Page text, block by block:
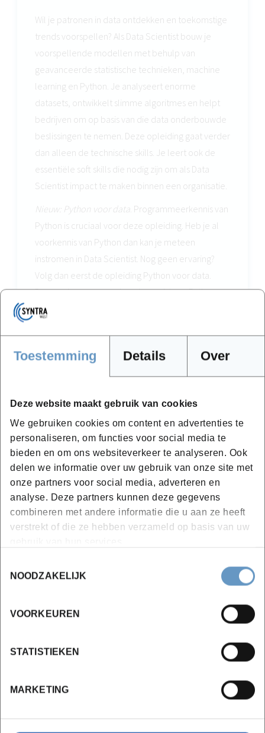
Toestemming Details Over
Deze website maakt gebruik van cookies
We gebruiken cookies om content en advertenties te
personaliseren, om functies voor social media te
bieden en om ons websiteverkeer te analyseren. Ook
delen we informatie over uw gebruik van onze site met
onze partners voor social media, adverteren en
analyse. Deze partners kunnen deze gegevens
combineren met andere informatie die u aan ze heeft
verstrekt of die ze hebben verzameld op basis van uw
NOODZAKELIJK
VOORKEUREN
STATISTIEKEN
MARKETING
Wil je patronen in data ontdekken en toekomstige
trends voorspellen? Als Data Scientist bouw je
voorspellende modellen met behulp van
geavanceerde statistische technieken, machine
learning en Python. Je analyseert enorme
datasets, ontwikkelt slimme algoritmes en helpt
bedrijven om op basis van die data onderbouwde
beslissingen te nemen. Deze opleiding gaat verder
dan alleen de technische skills. Je leert ook de
essentiële soft skills die nodig zijn om als Data
Scientist impact te maken binnen een organisatie.
Nieuw: Python voor data. Programmeerkennis van
Python is cruciaal voor deze opleiding. Heb je al
voorkennis van Python dan kan je meteen
instromen in Data Scientist. Nog geen ervaring?
Volg dan eerst de opleiding Python voor data.
Daarom is er een voorkennis vereist van Python.
Extra voordeel: je behaalt meteen een eerste